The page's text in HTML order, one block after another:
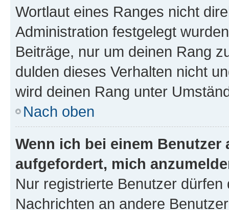
Wortlaut eines Ranges nicht
Administration festgelegt
Beiträge, nur um deinen Rang
dulden dieses Verhalten nicht
wird deinen Rang unter
Nach oben
Wenn ich bei einem
aufgefordert, mich
Nur registrierte Benutzer
Nachrichten an andere